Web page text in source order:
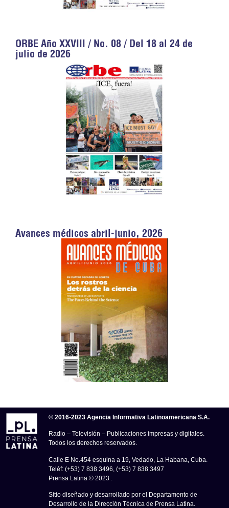
ORBE Año XXVIII / No. 08 / Del 18 al 24 de
julio de 2026
Avances médicos abril-junio, 2026
© 2016-2023 Agencia Informativa Latinoamericana S.A.
Radio – Televisión – Publicaciones impresas y digitales.
Todos los derechos reservados.
Calle E No.454 esquina a 19, Vedado, La Habana, Cuba.
Teléf: (+53) 7 838 3496, (+53) 7 838 3497
Prensa Latina © 2023 .
Sitio diseñado y desarrollado por el Departamento de
Desarrollo de la Dirección Técnica de Prensa Latina.